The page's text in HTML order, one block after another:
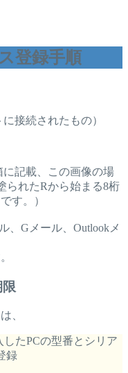
登録手順
接続されたもの）
に記載、この画像の場
られたRから始まる8桁
す。）
、Gメール、Outlookメ
、
たPCの型番とシリア
録